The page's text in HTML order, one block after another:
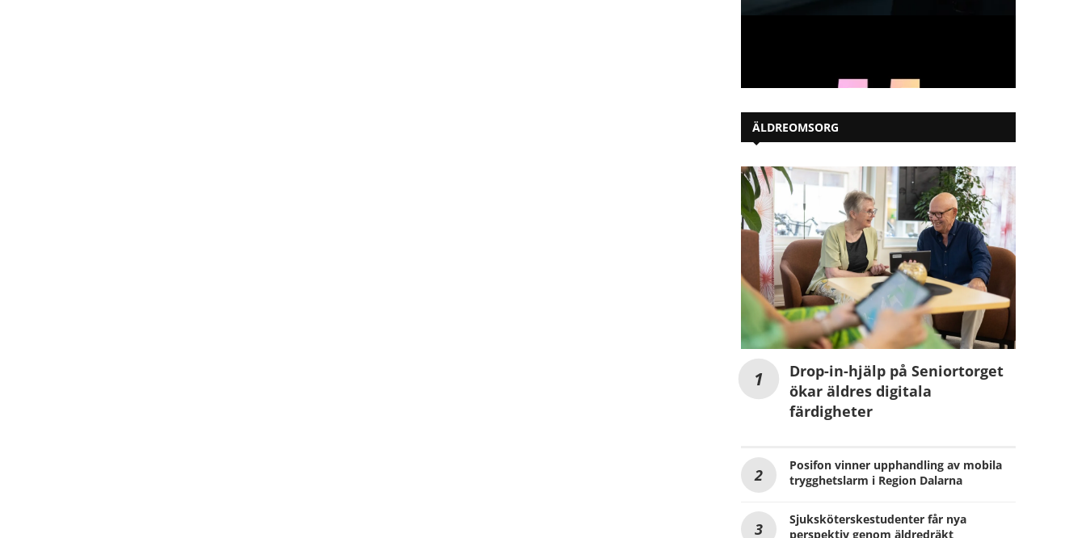
ÄLDREOMSORG
Drop-in-hjälp på Seniortorget
ökar äldres digitala
färdigheter
Posifon vinner upphandling av mobila
trygghetslarm i Region Dalarna
Sjuksköterskestudenter får nya
perspektiv genom äldredräkt